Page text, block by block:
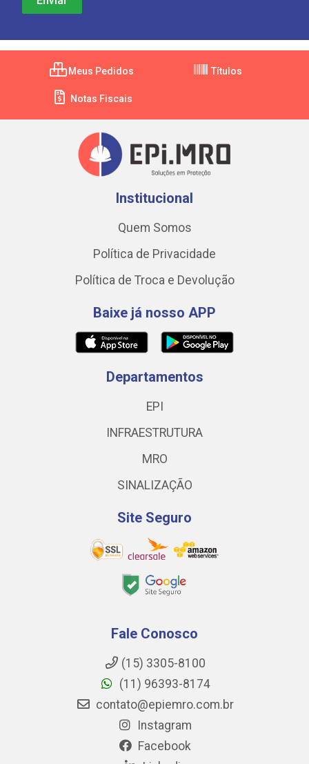
Meus Pedidos Títulos
Notas Fiscais
Institucional
Quem Somos
Política de Privacidade
Política de Troca e Devolução
Baixe já nosso APP
Departamentos
EPI
INFRAESTRUTURA
MRO
SINALIZAÇÃO
Site Seguro
Fale Conosco
(15) 3305-8100
(11) 96393-8174
contato@epiemro.com.br
Instagram
Facebook